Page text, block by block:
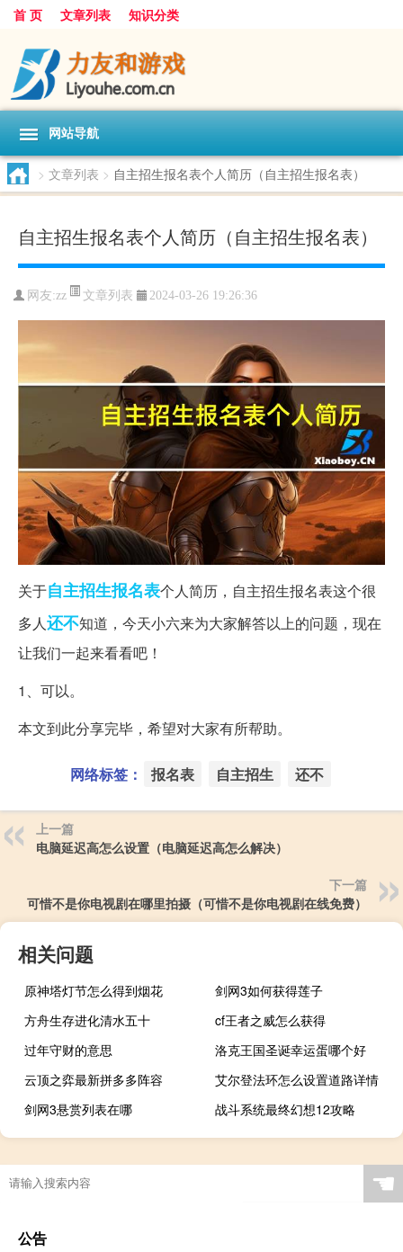
首 页 文章列表 知识分类
网站导航
> 文章列表 > 自主招生报名表个人简历（自主招生报名表）
自主招生报名表个人简历（自主招生报名表）
网友:zz 文章列表 2024-03-26 19:26:36
关于自主招生报名表个人简历，自主招生报名表这个很
多人还不知道，今天小六来为大家解答以上的问题，现在
让我们一起来看看吧！
1、可以。
本文到此分享完毕，希望对大家有所帮助。
网络标签： 报名表 自主招生 还不
上一篇
电脑延迟高怎么设置（电脑延迟高怎么解决）
下一篇
可惜不是你电视剧在哪里拍摄（可惜不是你电视剧在线免费）
相关问题
原神塔灯节怎么得到烟花
剑网3如何获得莲子
方舟生存进化清水五十
cf王者之威怎么获得
过年守财的意思
洛克王国圣诞幸运蛋哪个好
云顶之弈最新拼多多阵容
艾尔登法环怎么设置道路详情
剑网3悬赏列表在哪
战斗系统最终幻想12攻略
☚
公告